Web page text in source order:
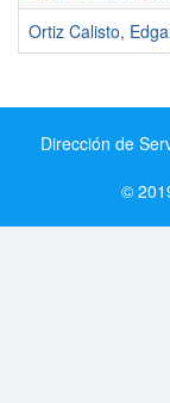
Ortiz Calisto,
Dirección de
©